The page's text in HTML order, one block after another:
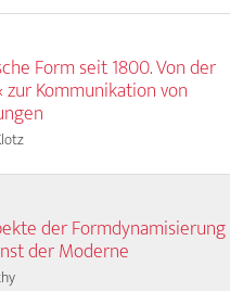
Form seit 1800. Von der
zur Kommunikation von
der Formdynamisierung
der Moderne